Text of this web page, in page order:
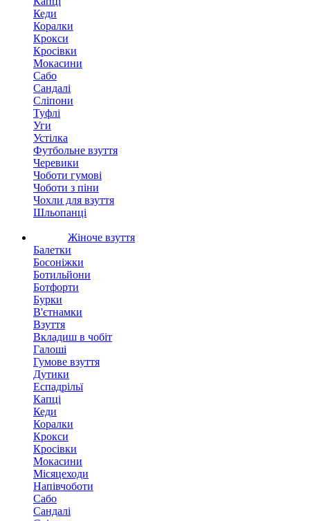
Кеди
Коралки
Крокси
Кросівки
Мокасини
Сабо
Сандалі
Сліпони
Туфлі
Уги
Устілка
Футбольне взуття
Черевики
Чоботи гумові
Чоботи з піни
Чохли для взуття
Шльопанці
Жіноче взуття
Балетки
Босоніжки
Ботильйони
Ботфорти
Бурки
В'єтнамки
Взуття
Вкладиш в чобіт
Галоші
Гумове взуття
Дутики
Еспадрільї
Капці
Кеди
Коралки
Крокси
Кросівки
Мокасини
Місяцеходи
Напівчоботи
Сабо
Сандалі